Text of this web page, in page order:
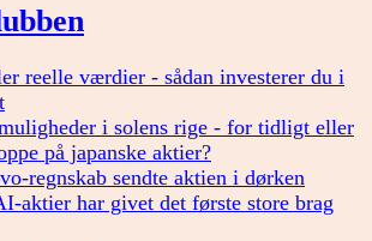
reelle værdier - sådan investerer du i
i solens rige - for tidligt eller
på japanske aktier?
regnskab sendte aktien i dørken
aktier har givet det første store brag